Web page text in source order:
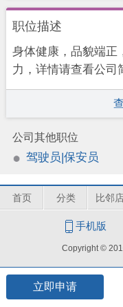
职位描述
身体健康，品貌端正
力，详情请查看公司
公司其他职位
驾驶员|保安员
首页 分类 比邻店
手机版
Copyright ©
立即申请